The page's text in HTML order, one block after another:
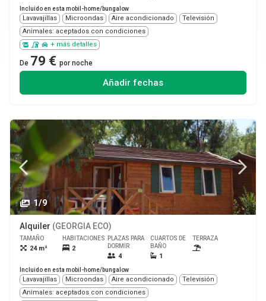
Incluido en esta mobil-home/bungalow
Lavavajillas Microondas Aire acondicionado
Televisión
Animales: aceptados con condiciones
+ más detalles
De 79 € por noche
Añadir fechas
1/9
Alquiler (GEORGIA ECO)
TAMAÑO
24 m²
HABITACIONES
2
PLAZAS PARA
DORMIR
4
CUARTOS DE
BAÑO
1
TERRAZA
Incluido en esta mobil-home/bungalow
Lavavajillas Microondas Aire acondicionado
Televisión
Animales: aceptados con condiciones